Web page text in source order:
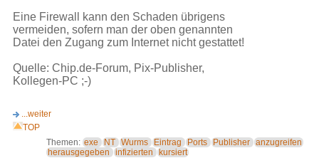
Eine Firewall kann den Schaden übrigens
vermeiden, sofern man der oben genannten
Datei den Zugang zum Internet nicht gestattet!
Quelle: Chip.de-Forum, Pix-Publisher,
Kollegen-PC ;-)
...weiter
TOP
Themen:exe NT Wurms Eintrag Ports Publisher anzugreifen
herausgegeben
infizierten kursiert